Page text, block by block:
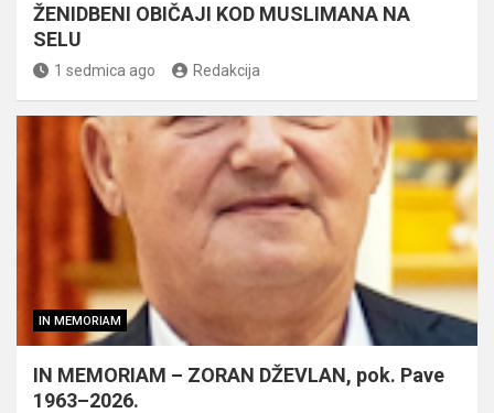
ŽENIDBENI OBIČAJI KOD MUSLIMANA NA
SELU
1 sedmica ago Redakcija
IN MEMORIAM
IN MEMORIAM – ZORAN DŽEVLAN, pok. Pave
1963–2026.